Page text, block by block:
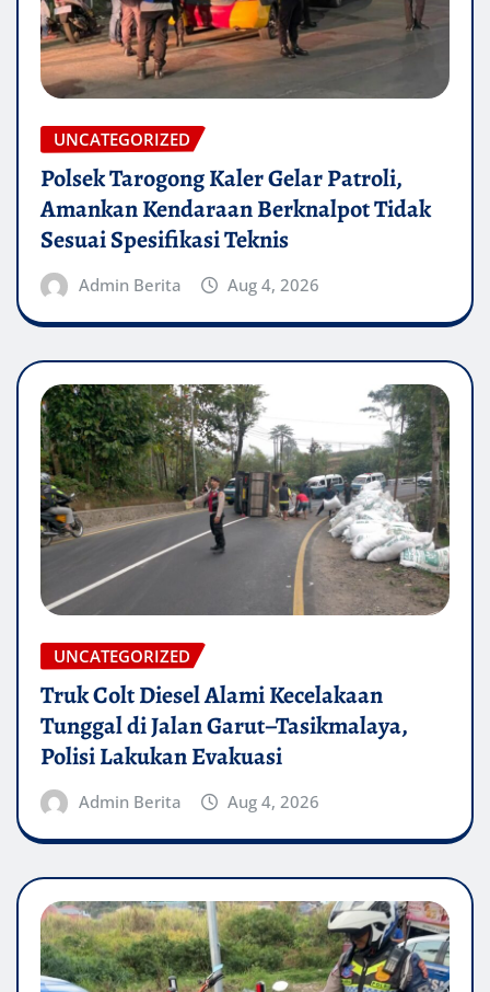
UNCATEGORIZED
Polsek Tarogong Kaler Gelar Patroli,
Amankan Kendaraan Berknalpot Tidak
Sesuai Spesifikasi Teknis
Admin Berita Aug 4, 2026
UNCATEGORIZED
Truk Colt Diesel Alami Kecelakaan
Tunggal di Jalan Garut–Tasikmalaya,
Polisi Lakukan Evakuasi
Admin Berita Aug 4, 2026